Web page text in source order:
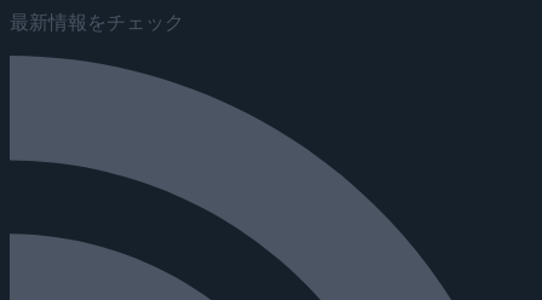
最新情報をチェック